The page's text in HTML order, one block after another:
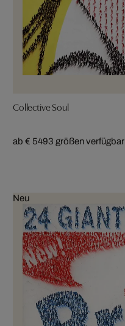
Collective Soul
ab € 5493 größen verfügbar
Neu